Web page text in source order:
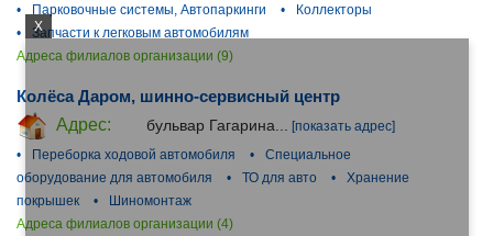
X
•
Парковочные системы, Автопаркинги •
Коллекторы
•
Запчасти к легковым автомобилям
Адреса филиалов организации (9)
Колёса Даром, шинно-сервисный центр
Адрес:
бульвар Гагарина...
[показать адрес]
•
Переборка ходовой автомобиля •
Специальное
оборудование для автомобиля
• ТО для авто •
Хранение
покрышек
•
Шиномонтаж
Адреса филиалов организации (4)